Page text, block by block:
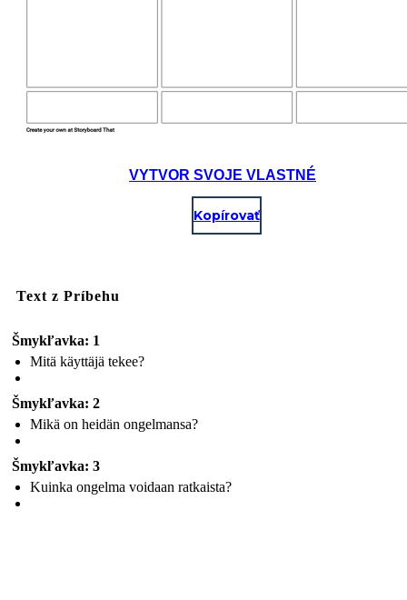
VYTVOR SVOJE VLASTNÉ
Kopírovať
Text z Príbehu
Šmykľavka: 1
Mitä käyttäjä tekee?
Šmykľavka: 2
Mikä on heidän ongelmansa?
Šmykľavka: 3
Kuinka ongelma voidaan ratkaista?